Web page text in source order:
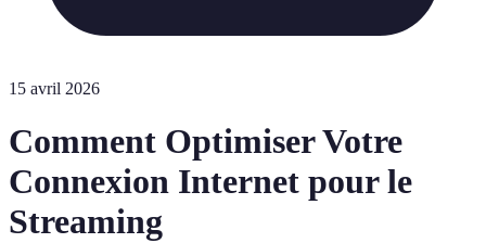
15 avril 2026
Comment Optimiser Votre
Connexion Internet pour le
Streaming